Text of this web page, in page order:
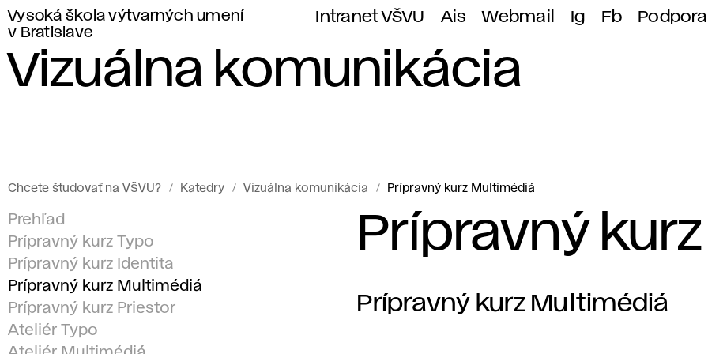
Vysoká škola výtvarných umení
v Bratislave
Intranet VŠVU Ais Webmail Ig Fb
Vizuálna komunikácia
Chcete študovať na VŠVU? Katedry Vizuálna komunikácia Prípravný kurz Multimédiá
Prehľad
Prípravný kurz Typo
Prípravný kurz Identita
Prípravný kurz Multimédiá
Prípravný kurz Priestor
Ateliér Typo
Prípravný
Prípravný kurz Multimédiá